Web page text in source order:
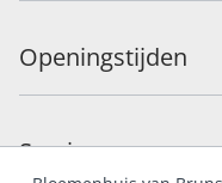
Openingstijden
Service